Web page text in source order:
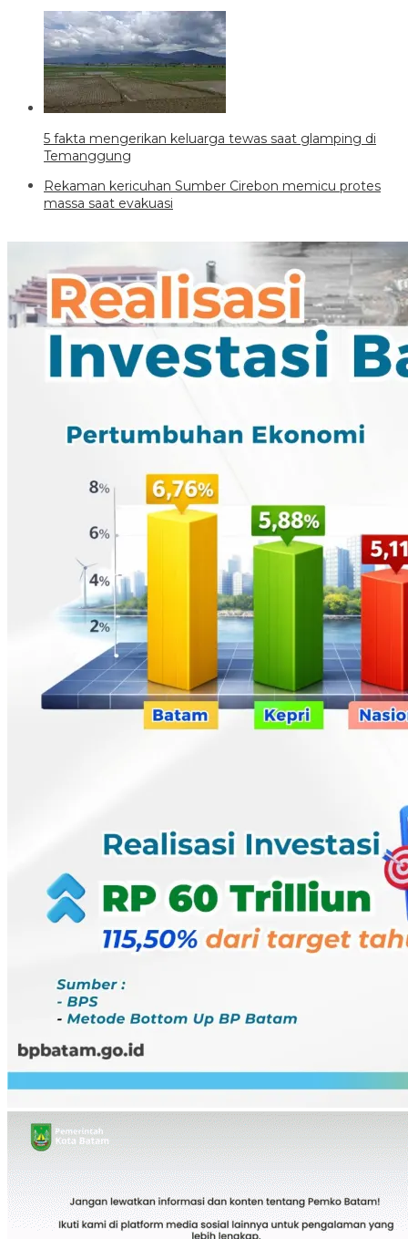
5 fakta mengerikan keluarga tewas saat glamping di
Temanggung
Rekaman kericuhan Sumber Cirebon memicu protes
massa saat evakuasi